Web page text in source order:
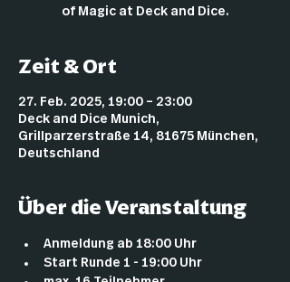
of Magic at Deck and Dice.
Zeit & Ort
27. Feb. 2025, 19:00 – 23:00
Deck and Dice Munich,
Grillparzerstraße 14, 81675 München,
Deutschland
Über die Veranstaltung
Anmeldung ab 18:00 Uhr
Start Runde 1 - 19:00 Uhr